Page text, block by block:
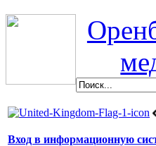
Вход в информационную